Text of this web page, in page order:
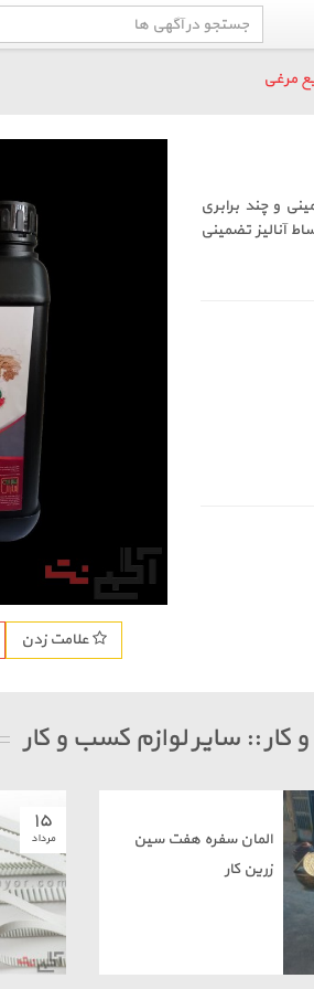
مرغی
و چند برابری
و اقساط آنالیز تضمینی
علامت زدن
:: سایر لوازم کسب و کار
المان سفره هفت سین
زرین کار
۱۵
مرداد